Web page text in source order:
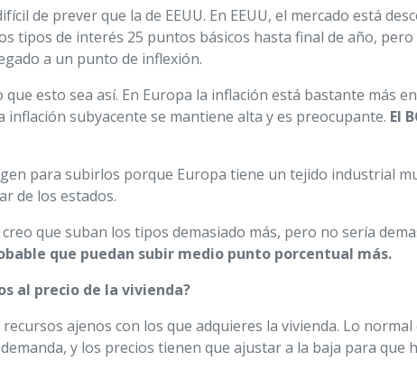
de prever que la de EEUU. En EEUU, el mercado está
tipos de interés 25 puntos básicos hasta final de año,
a un punto de inflexión.
esto sea así. En Europa la inflación está bastante más
inflación subyacente se mantiene alta y es preocupante. El
para subirlos porque Europa tiene un tejido industrial
de los estados.
que suban los tipos demasiado más, pero no sería
que puedan subir medio punto porcentual más.
al precio de la vivienda?
ajenos con los que adquieres la vivienda. Lo
y los precios tienen que ajustar a la baja para